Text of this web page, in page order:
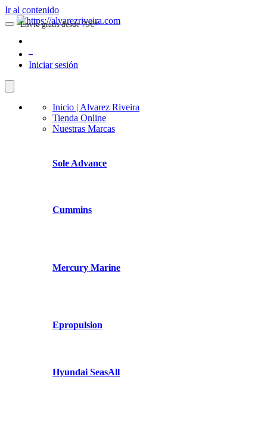
Ir al contenido
Iniciar sesión
Inicio | Alvarez Riveira
Tienda Online
Nuestras Marcas
Sole Advance
Cummins
Mercury Marine
Epropulsion
Hyundai SeasAll
Envio gratis desde 79€*